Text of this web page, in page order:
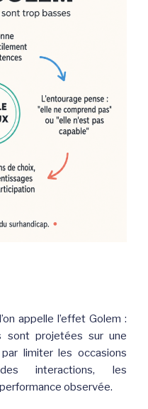
appelle l’effet Golem :
sont projetées sur une
limiter les occasions
interactions, les
observée.